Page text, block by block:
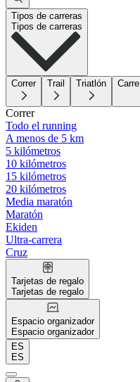
Tipos de carreras
Tipos de carreras
Correr Trail Triatlón
Correr
Todo el running
A menos de 5 km
5 kilómetros
10 kilómetros
15 kilómetros
20 kilómetros
Media maratón
Maratón
Ekiden
Ultra-carrera
Cruz
Tarjetas de regalo
Tarjetas de regalo
Espacio organizador
Espacio organizador
ES
ES